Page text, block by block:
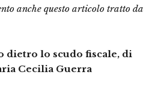
anche questo articolo tratto da
dietro lo scudo fiscale, di
Cecilia Guerra